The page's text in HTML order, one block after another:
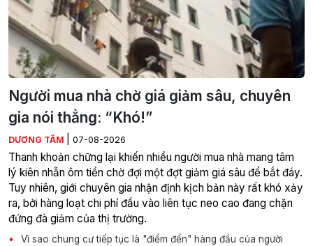
Người mua nhà chờ giá giảm sâu, chuyên
gia nói thẳng: “Khó!”
DƯƠNG TÂM 07-08-2026
Thanh khoản chững lại khiến nhiều người mua nhà mang tâm
lý kiên nhẫn ôm tiền chờ đợi một đợt giảm giá sâu để bắt đáy.
Tuy nhiên, giới chuyên gia nhận định kịch bản này rất khó xảy
ra, bởi hàng loạt chi phí đầu vào liên tục neo cao đang chặn
đứng đà giảm của thị trường.
Vì sao chung cư tiếp tục là "điểm đến" hàng đầu của người